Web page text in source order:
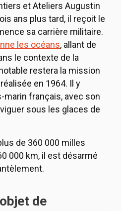
et Ateliers Augustin
ans plus tard, il reçoit le
sa carrière militaire.
les océans, allant de
le contexte de la
restera la mission
en 1964. Il y
français, avec son
sous les glaces de
de 360 000 milles
000 km, il est désarmé
de